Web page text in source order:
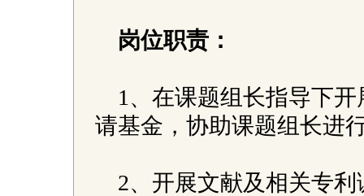
岗位职责：
1、在课题组长指导下
请基金，协助课题组长进
2、开展文献及相关专